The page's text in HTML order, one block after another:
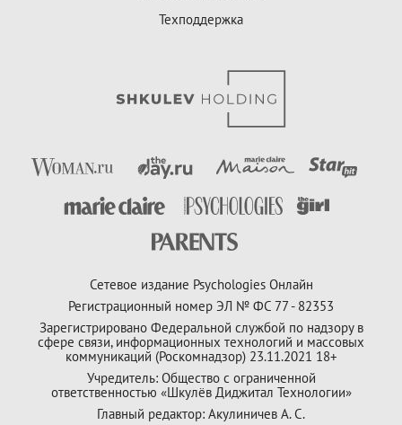
Техподдержка
Сетевое издание Psychologies Онлайн
Регистрационный номер ЭЛ № ФС 77 - 82353
Зарегистрировано Федеральной службой по надзору в
сфере связи, информационных технологий и массовых
коммуникаций (Роскомнадзор) 23.11.2021 18+
Учредитель: Общество с ограниченной
ответственностью «Шкулёв Диджитал Технологии»
Главный редактор: Акулиничев А. С.